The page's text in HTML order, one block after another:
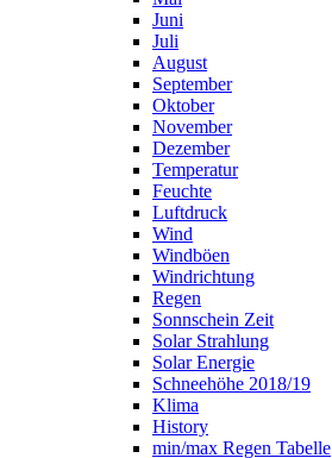
Juni
Juli
August
September
Oktober
November
Dezember
Temperatur
Feuchte
Luftdruck
Wind
Windböen
Windrichtung
Regen
Sonnschein Zeit
Solar Strahlung
Solar Energie
Schneehöhe 2018/19
Klima
History
min/max Regen Tabelle